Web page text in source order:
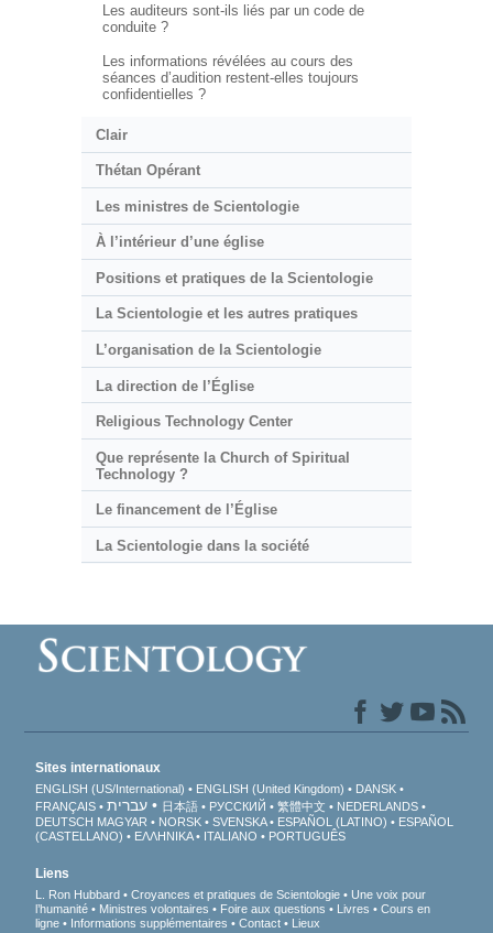
Les auditeurs sont-ils liés par un code de
conduite ?
Les informations révélées au cours des
séances d’audition restent-elles toujours
confidentielles ?
Clair
Thétan Opérant
Les ministres de Scientologie
À l’intérieur d’une église
Positions et pratiques de la Scientologie
La Scientologie et les autres pratiques
L’organisation de la Scientologie
La direction de l’Église
Religious Technology Center
Que représente la Church of Spiritual
Technology ?
Le financement de l’Église
La Scientologie dans la société
Sites internationaux
ENGLISH (US/International) ENGLISH (United Kingdom)
DANSK
FRANÇAIS
עברית 日本語 РУССКИЙ 繁體中文
NEDERLANDS
DEUTSCH MAGYAR NORSK SVENSKA ESPAÑOL (LATINO)
ESPAÑOL
(CASTELLANO)
ΕΛΛΗΝΙΚA ITALIANO PORTUGUÊS
Liens
L. Ron Hubbard Croyances et pratiques de Scientologie
Une voix pour
l’humanité
Ministres volontaires Foire aux questions Livres
Cours en
ligne
Informations supplémentaires Contact Lieux